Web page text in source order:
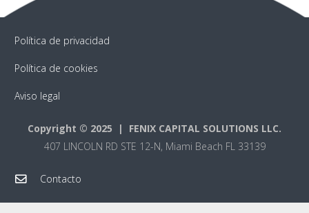
Política de privacidad
Política de cookies
Aviso legal
Copyright © 2025 | FENIX CAPITAL SOLUTIONS LLC.
407 LINCOLN RD STE 12-N, Miami Beach FL 33139
Contacto